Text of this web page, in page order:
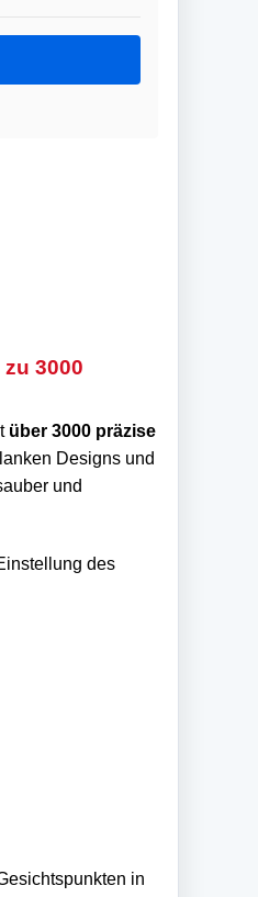
3000
über 3000 präzise
Designs und
und
des
in